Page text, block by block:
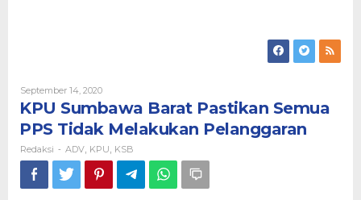
September 14, 2020Oleh
Redaksi
KPU Sumbawa Barat Pastikan Semua
PPS Tidak Melakukan Pelanggaran
Redaksi - ADV KPU KSB